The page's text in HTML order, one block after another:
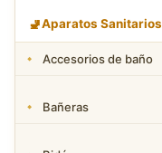
🚽Aparatos Sanitarios
Accesorios de baño
Bañeras